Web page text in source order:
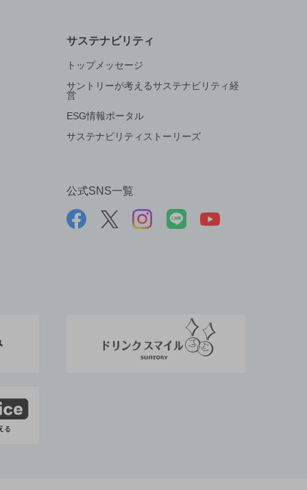
サステナビリティ
トップメッセージ
サントリーが考えるサステナビリティ経
営
ESG情報ポータル
サステナビリティストーリーズ
公式SNS一覧